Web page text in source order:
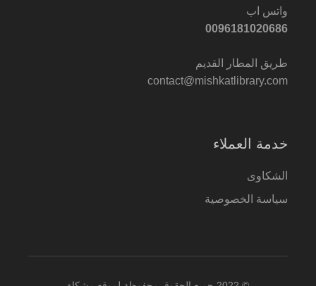
واتس اب
0096181020686
طريق المطار القديم
contact@mishkatlibrary.com
خدمة العملاء
الشكاوى
سياسة الخصوصية